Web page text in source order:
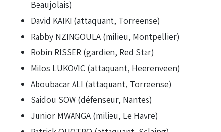
Beaujolais)
David KAIKI (attaquant, Torreense)
Rabby NZINGOULA (milieu, Montpellier)
Robin RISSER (gardien, Red Star)
Milos LUKOVIC (attaquant, Heerenveen)
Aboubacar ALI (attaquant, Torreense)
Saidou SOW (défenseur, Nantes)
Junior MWANGA (milieu, Le Havre)